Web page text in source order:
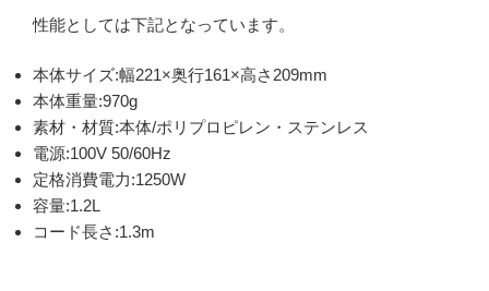
性能としては下記となっています。
本体サイズ:幅221×奥行161×高さ209mm
本体重量:970g
素材・材質:本体/ポリプロピレン・ステンレス
電源:100V 50/60Hz
定格消費電力:1250W
容量:1.2L
コード長さ:1.3m